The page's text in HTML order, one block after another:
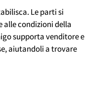
Le parti si
alle condizioni della
supporta venditore e
aiutandoli a trovare